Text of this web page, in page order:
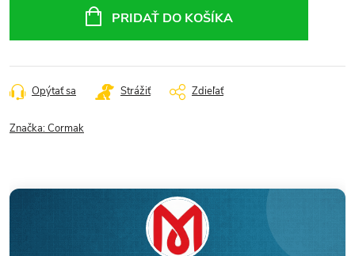
PRIDAŤ DO KOŠÍKA
Opýtať sa Strážiť Zdieľať
Značka:Cormak